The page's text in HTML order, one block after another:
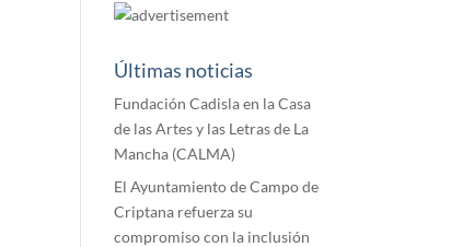
Últimas noticias
Fundación Cadisla en la Casa
de las Artes y las Letras de La
Mancha (CALMA)
El Ayuntamiento de Campo de
Criptana refuerza su
compromiso con la inclusión